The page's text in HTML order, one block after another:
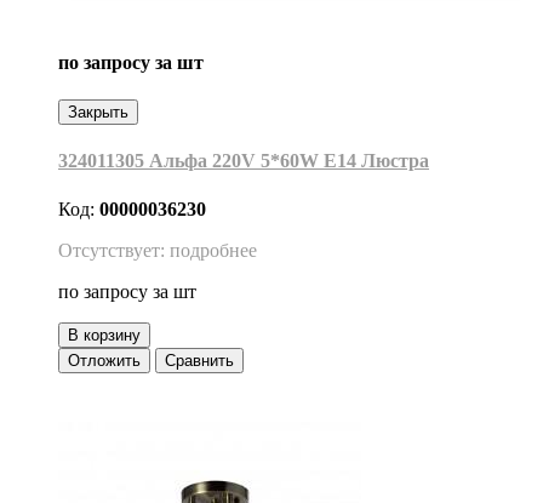
по запросу за шт
Закрыть
324011305 Альфа 220V 5*60W Е14 Люстра
Код: 00000036230
Отсутствует: подробнее
по запросу за шт
В корзину
Отложить
Сравнить